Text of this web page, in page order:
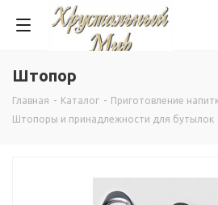
Штопор
Главная - Каталог - Приготовление
Штопоры и принадлежности для бутылок